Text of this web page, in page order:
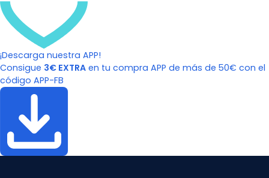
¡Descarga nuestra APP!
Consigue 3€ EXTRA en tu compra APP de más de 50€ con el
código APP-FB